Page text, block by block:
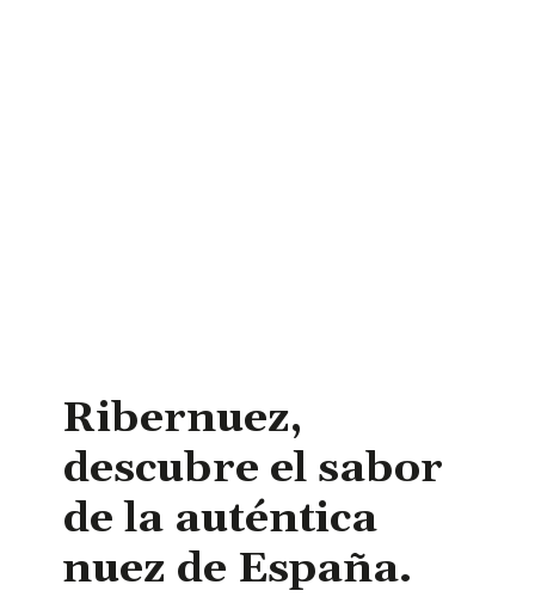
Ribernuez,
descubre el sabor
de la auténtica
nuez de España.